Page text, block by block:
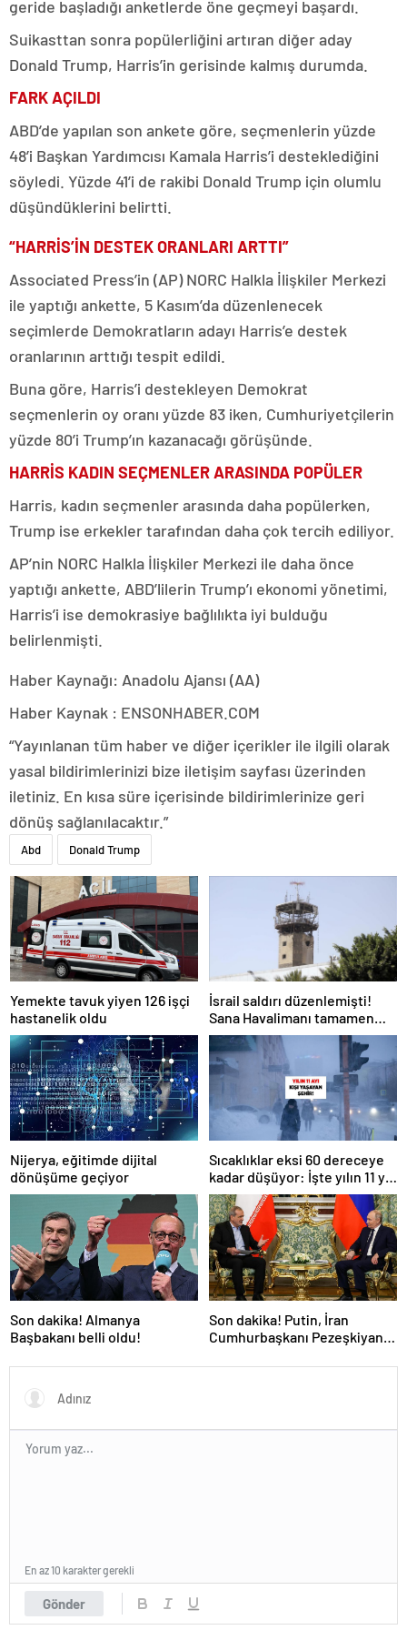
geride başladığı anketlerde öne geçmeyi başardı.
Suikasttan sonra popülerliğini artıran diğer aday
Donald Trump, Harris’in gerisinde kalmış durumda.
FARK AÇILDI
ABD’de yapılan son ankete göre, seçmenlerin yüzde
48’i Başkan Yardımcısı Kamala Harris’i desteklediğini
söyledi. Yüzde 41’i de rakibi Donald Trump için olumlu
düşündüklerini belirtti.
“HARRİS’İN DESTEK ORANLARI ARTTI”
Associated Press’in (AP) NORC Halkla İlişkiler Merkezi
ile yaptığı ankette, 5 Kasım’da düzenlenecek
seçimlerde Demokratların adayı Harris’e destek
oranlarının arttığı tespit edildi.
Buna göre, Harris’i destekleyen Demokrat
seçmenlerin oy oranı yüzde 83 iken, Cumhuriyetçilerin
yüzde 80’i Trump’ın kazanacağı görüşünde.
HARRİS KADIN SEÇMENLER ARASINDA POPÜLER
Harris, kadın seçmenler arasında daha popülerken,
Trump ise erkekler tarafından daha çok tercih ediliyor.
AP’nin NORC Halkla İlişkiler Merkezi ile daha önce
yaptığı ankette, ABD’lilerin Trump’ı ekonomi yönetimi,
Harris’i ise demokrasiye bağlılıkta iyi bulduğu
belirlenmişti.
Haber Kaynağı: Anadolu Ajansı (AA)
Haber Kaynak : ENSONHABER.COM
“Yayınlanan tüm haber ve diğer içerikler ile ilgili olarak
yasal bildirimlerinizi bize iletişim sayfası üzerinden
iletiniz. En kısa süre içerisinde bildirimlerinize geri
dönüş sağlanılacaktır.”
Abd Donald Trump
Yemekte tavuk yiyen 126 işçi
hastanelik oldu
İsrail saldırı düzenlemişti!
Sana Havalimanı tamamen
hizmet dışı kaldı
Nijerya, eğitimde dijital
dönüşüme geçiyor
Sıcaklıklar eksi 60 dereceye
kadar düşüyor: İşte yılın 11 yılı
kışı yaşayan şehir!
Son dakika! Almanya
Başbakanı belli oldu!
Son dakika! Putin, İran
Cumhurbaşkanı Pezeşkiyan
Gönder
En az 10 karakter gerekli